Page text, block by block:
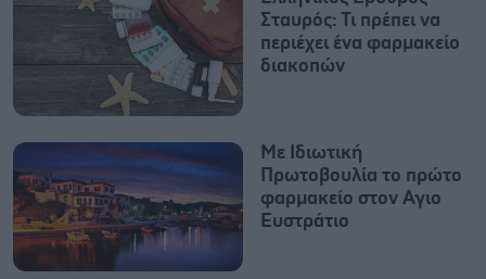
Σταυρός: Τι πρέπει να
περιέχει ένα φαρμακείο
διακοπών
Με Ιδιωτική
Πρωτοβουλία το πρώτο
φαρμακείο στον Αγιο
Ευστράτιο